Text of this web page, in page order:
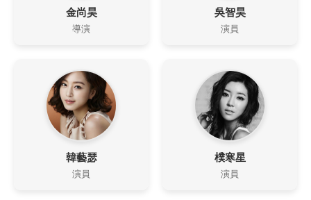
金尚昊
導演
吳智昊
演員
韓藝瑟
演員
樸寒星
演員